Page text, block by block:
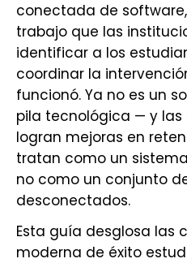
conectada de
trabajo que las
identificar a los
coordinar la
funcionó. Ya no es un
pila tecnológica — y las
logran mejoras en
tratan como un
no como un conjunto
desconectados.
Esta guía desglosa las
moderna de éxito